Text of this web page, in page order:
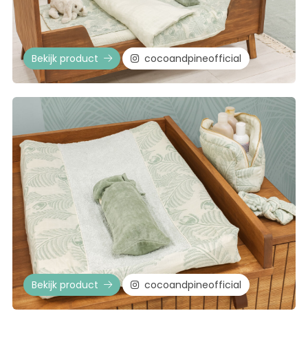
Bekijk product cocoandpineofficial
Bekijk product cocoandpineofficial